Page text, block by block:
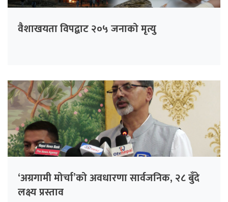
वैशाखयता विपद्बाट २०५ जनाको मृत्यु
‘अग्रगामी मोर्चा’को अवधारणा सार्वजनिक, २८ बुँदे
लक्ष्य प्रस्ताव